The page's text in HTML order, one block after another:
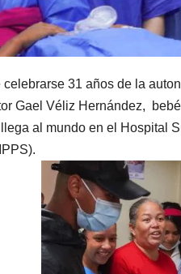
celebrarse 31 años de la
Gael Véliz Hernández,
al mundo en el Hospital